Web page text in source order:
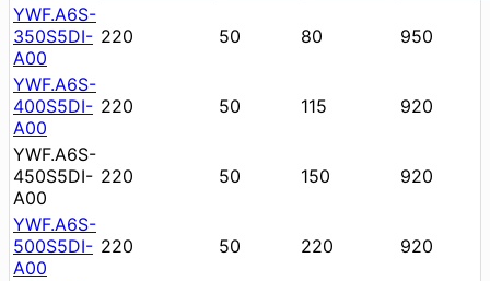
YWF.A6S-
350S5DI-
A00
220 50 80 950
YWF.A6S-
400S5DI-
A00
220 50 115 920
YWF.A6S-
450S5DI-
A00
220 50 150 920
YWF.A6S-
500S5DI-
A00
220 50 220 920